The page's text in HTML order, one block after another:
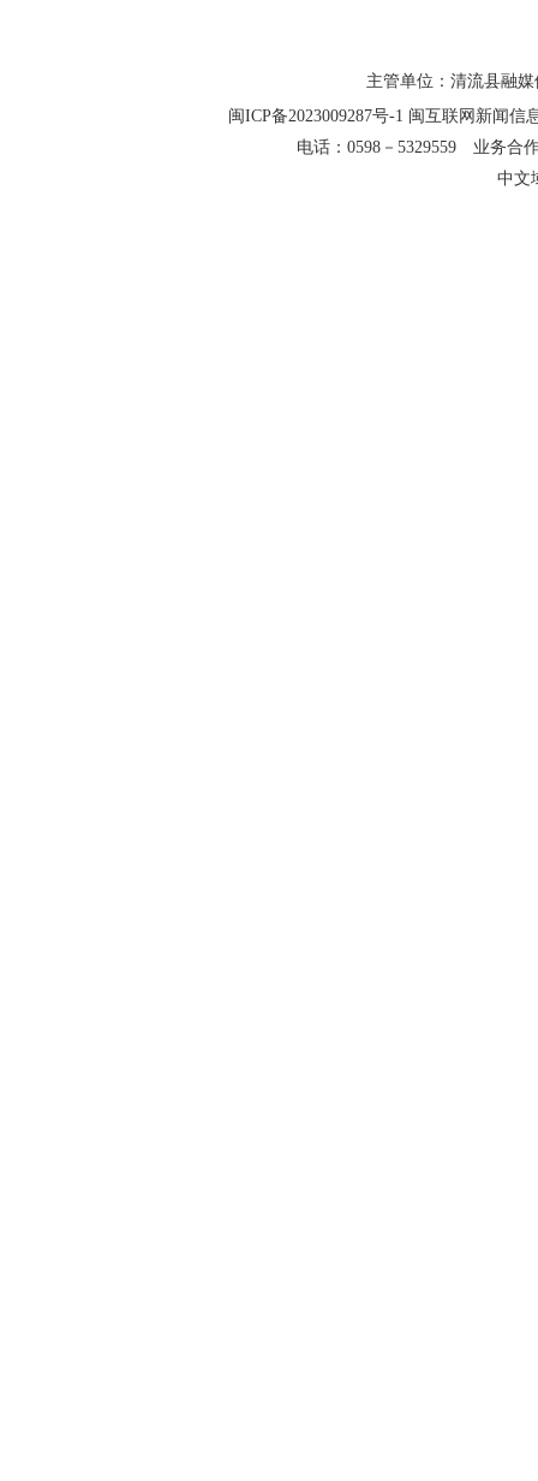
主管单位：清流县融
闽ICP备2023009287号-1 闽互联网新闻信
电话：0598－5329559 业务合
中文